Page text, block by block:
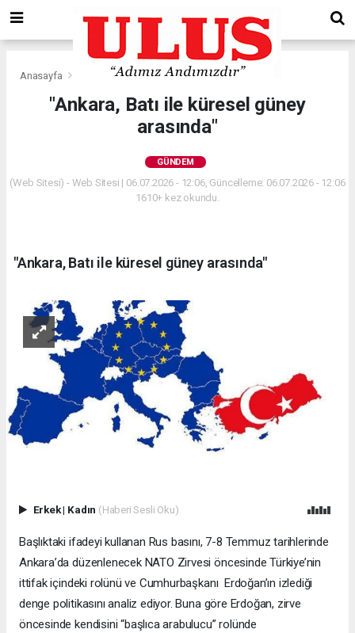
Anasayfa Gündem
"Ankara, Batı ile küresel güney
arasında"
GÜNDEM
(Web Sitesi) - Web Sitesi | 06.07.2026 - 12:06, Güncelleme: 06.07.2026 - 12:06
1610+ kez okundu.
"Ankara, Batı ile küresel güney arasında"
Erkek| Kadın (Haberi Sesli Oku)
Başlıktaki ifadeyi kullanan Rus basını, 7-8 Temmuz tarihlerinde
Ankara’da düzenlenecek NATO Zirvesi öncesinde Türkiye’nin
ittifak içindeki rolünü ve Cumhurbaşkanı Erdoğan’ın izlediği
denge politikasını analiz ediyor. Buna göre Erdoğan, zirve
öncesinde kendisini “başlıca arabulucu” rolünde